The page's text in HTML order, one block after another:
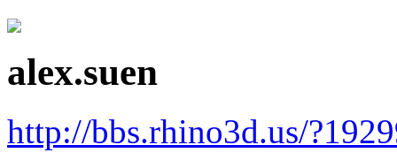
alex.suen
http://bbs.rhino3d.us/